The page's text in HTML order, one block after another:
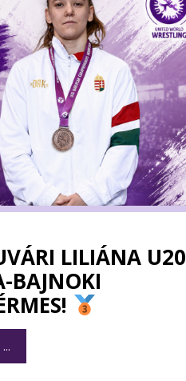
LILIÁNA U20
BAJNOKI